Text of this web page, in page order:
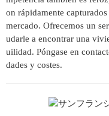
on rápidamente
mercado. Ofrecemos un
udarle a encontrar una
uilidad. Póngase en
dades y costes.